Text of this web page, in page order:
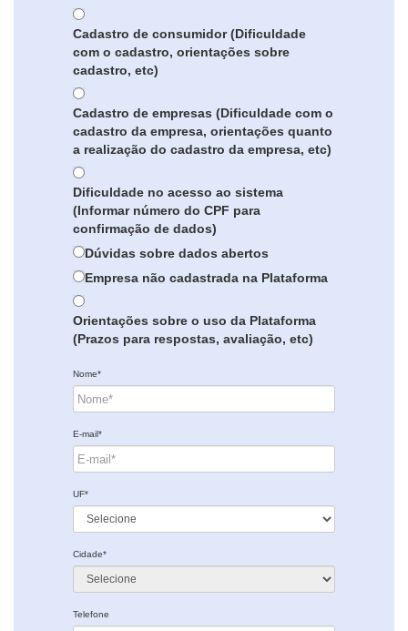
Cadastro de consumidor (Dificuldade
com o cadastro, orientações sobre
cadastro, etc)
Cadastro de empresas (Dificuldade com o
cadastro da empresa, orientações quanto
a realização do cadastro da empresa, etc)
Dificuldade no acesso ao sistema
(Informar número do CPF para
confirmação de dados)
Dúvidas sobre dados abertos
Empresa não cadastrada na Plataforma
Orientações sobre o uso da Plataforma
(Prazos para respostas, avaliação, etc)
Nome*
E-mail*
UF*
Cidade*
Telefone